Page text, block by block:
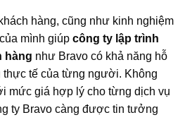
hàng, cũng như kinh nghiệm
mình giúp công ty lập trình
hàng như Bravo có khả năng hỗ
thực tế của từng người. Không
mức giá hợp lý cho từng dịch vụ
ty Bravo càng được tin tưởng